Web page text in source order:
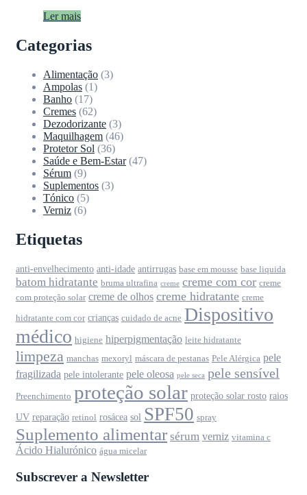
Ler mais
Categorias
Alimentação (3)
Ampolas (1)
Banho (17)
Cremes (62)
Dezodorizante (3)
Maquilhagem (46)
Protetor Sol (36)
Saúde e Bem-Estar (47)
Sérum (9)
Suplementos (3)
Tónico (5)
Verniz (6)
Etiquetas
anti-envelhecimento anti-idade antirrugas base em mousse base liquida
batom hidratante bruma ultrafina creme creme com cor creme
com proteção solar creme de olhos creme hidratante creme
hidratante com cor crianças cuidado de acne Dispositivo
médico higiene hiperpigmentação leite hidratante
limpeza manchas mexoryl máscara de pestanas Pele Alérgica pele
fragilizada pele intolerante pele oleosa pele seca pele sensível
Preenchimento proteção solar proteção solar rosto raios
UV reparação retinol rosácea sol SPF50 spray
Suplemento alimentar sérum verniz vitamina c
Ácido Hialurónico água micelar
Subscrever a Newsletter